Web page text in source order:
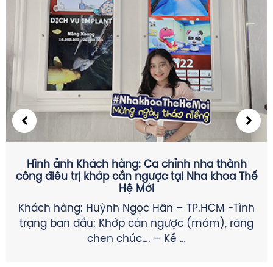
CÁC THỂ LOẠI ĐAU RĂNG KHÔN THƯỜNG GẶP &
CÁCH GIẢM ĐAU TRƯỚC KHI NHỔ
SÂU RĂNG GÂY VIÊM TỦY KHÔNG HỒI PHỤC (Ở
R8 HOẶC R7): + Đau về đêm, biến mất đột
ngột, …